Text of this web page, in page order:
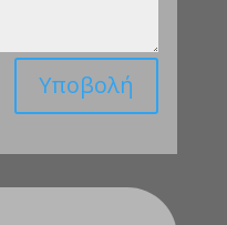
Υποβολή